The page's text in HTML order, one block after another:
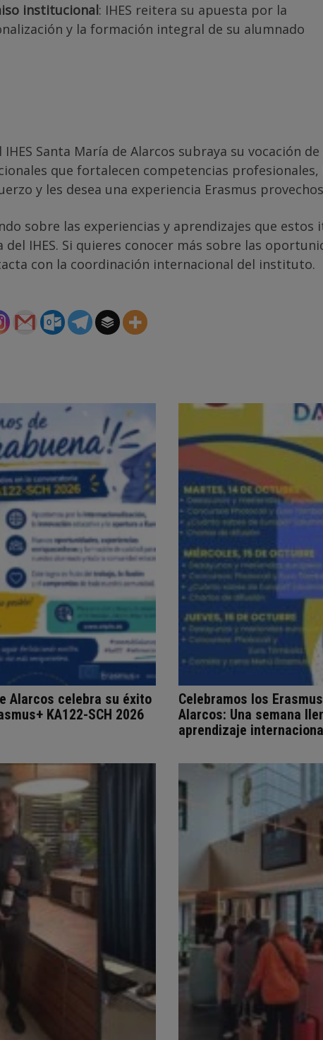
institucional: IHES reitera su apuesta por la
y la formación integral de su alumnado
IHES Santa María de Alarcos subraya su
que fortalecen competencias
y les desea una experiencia Erasmus
sobre las experiencias y aprendizajes que
IHES. Si quieres conocer más sobre las
con la coordinación internacional del instituto.
Alarcos celebra su éxito
KA122-SCH 2026
Celebramos los
Alarcos: Una semana
aprendizaje